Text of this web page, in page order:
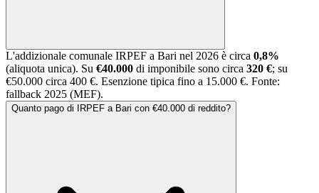
L'addizionale comunale IRPEF a Bari nel 2026 è circa 0,8%
(aliquota unica). Su €40.000 di imponibile sono circa 320 €; su
€50.000 circa 400 €. Esenzione tipica fino a 15.000 €. Fonte:
fallback 2025 (MEF).
Quanto pago di IRPEF a Bari con €40.000 di reddito?